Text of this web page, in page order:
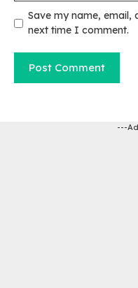
Save my name, email,
next time I comment.
---